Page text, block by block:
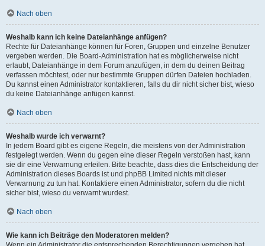
Nach oben
Weshalb kann ich keine Dateianhänge anfügen?
Rechte für Dateianhänge können für Foren, Gruppen und einzelne Benutzer
vergeben werden. Die Board-Administration hat es möglicherweise nicht
erlaubt, Dateianhänge in dem Forum anzufügen, in dem du deinen Beitrag
verfassen möchtest, oder nur bestimmte Gruppen dürfen Dateien hochladen.
Du kannst einen Administrator kontaktieren, falls du dir nicht sicher bist, wieso
du keine Dateianhänge anfügen kannst.
Nach oben
Weshalb wurde ich verwarnt?
In jedem Board gibt es eigene Regeln, die meistens von der Administration
festgelegt werden. Wenn du gegen eine dieser Regeln verstoßen hast, kann
sie dir eine Verwarnung erteilen. Bitte beachte, dass dies die Entscheidung der
Administration dieses Boards ist und phpBB Limited nichts mit dieser
Verwarnung zu tun hat. Kontaktiere einen Administrator, sofern du die nicht
sicher bist, wieso du verwarnt wurdest.
Nach oben
Wie kann ich Beiträge den Moderatoren melden?